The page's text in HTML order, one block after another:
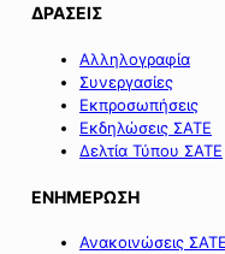
ΔΡΑΣΕΙΣ
Αλληλογραφία
Συνεργασίες
Εκπροσωπήσεις
Εκδηλώσεις ΣΑΤΕ
Δελτία Τύπου ΣΑΤΕ
ΕΝΗΜΕΡΩΣΗ
Ανακοινώσεις ΣΑΤΕ